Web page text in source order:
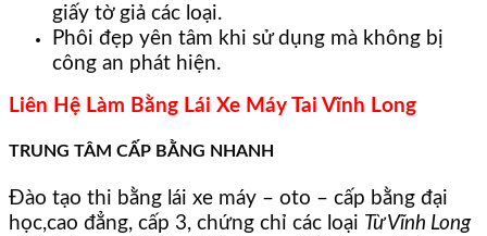
giấy tờ giả các loại.
Phôi đẹp yên tâm khi sử dụng mà không bị
công an phát hiện.
Liên Hệ Làm Bằng Lái Xe Máy Tai Vĩnh Long
TRUNG TÂM CẤP BẰNG NHANH
Đào tạo thi bằng lái xe máy – oto – cấp bằng đại
học,cao đẳng, cấp 3, chứng chỉ các loại Từ Vĩnh Long